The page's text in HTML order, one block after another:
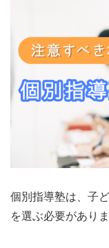
個別指導塾は、子
を選ぶ必要がありま